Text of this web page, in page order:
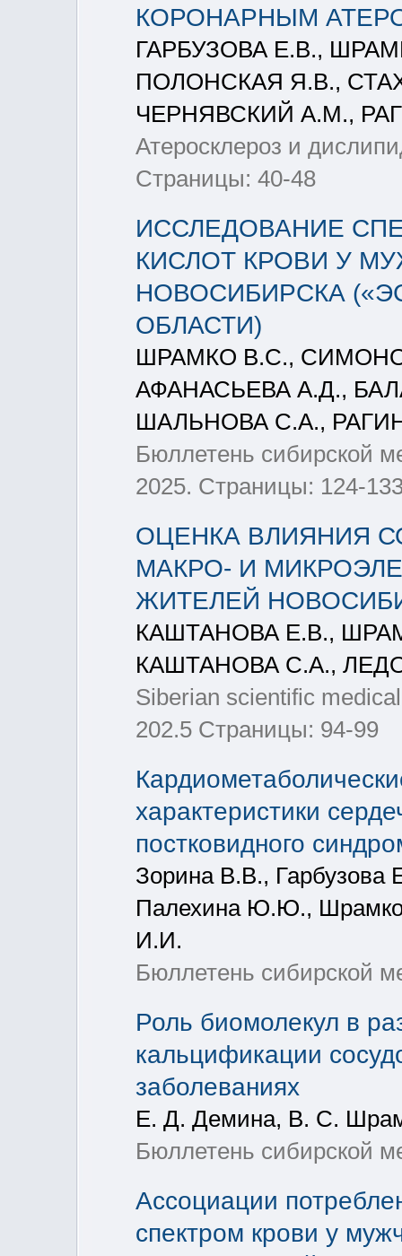
КОРОНАРНЫМ
ГАРБУЗОВА Е.В.,
ПОЛОНСКАЯ Я.В.,
ЧЕРНЯВСКИЙ А.М.,
Атеросклероз и
Страницы: 40-48
ИССЛЕДОВАНИЕ
КИСЛОТ КРОВИ У
НОВОСИБИРСКА
ОБЛАСТИ)
ШРАМКО В.С.,
АФАНАСЬЕВА А.Д.,
ШАЛЬНОВА С.А.,
Бюллетень сибирской
2025. Страницы: 124-
ОЦЕНКА ВЛИЯНИЯ
МАКРО- И
ЖИТЕЛЕЙ
КАШТАНОВА Е.В.,
КАШТАНОВА С.А.,
Siberian scientific
202.5 Страницы: 94-99
характеристики
постковидного
Зорина В.В.,
Палехина Ю.Ю.,
И.И.
Бюллетень сибирской
Роль биомолекул в
кальцификации
заболеваниях
Е. Д. Демина, В. С.
Бюллетень сибирской
Ассоциации
спектром крови у